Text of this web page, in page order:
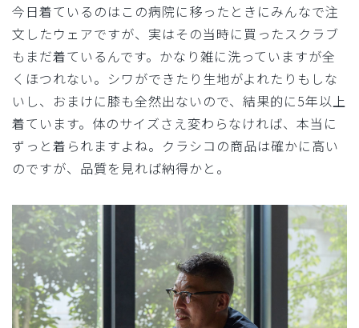
今日着ているのはこの病院に移ったときにみんなで注
文したウェアですが、実はその当時に買ったスクラブ
もまだ着ているんです。かなり雑に洗っていますが全
くほつれない。シワができたり生地がよれたりもしな
いし、おまけに膝も全然出ないので、結果的に5年以上
着ています。体のサイズさえ変わらなければ、本当に
ずっと着られますよね。クラシコの商品は確かに高い
のですが、品質を見れば納得かと。